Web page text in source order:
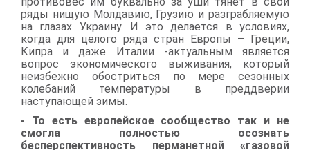
ряды нищую Молдавию, Грузию и разграбляемую
на глазах Украину. И это делается в условиях,
когда для целого ряда стран Европы – Греции,
Кипра и даже Италии -актуальным является
вопрос экономического выживания, который
неизбежно обостриться по мере сезонных
колебаний температуры в преддверии
наступающей зимы.
- То есть европейское сообщество так и не
смогла полностью осознать
бесперспективность перманетной «газовой